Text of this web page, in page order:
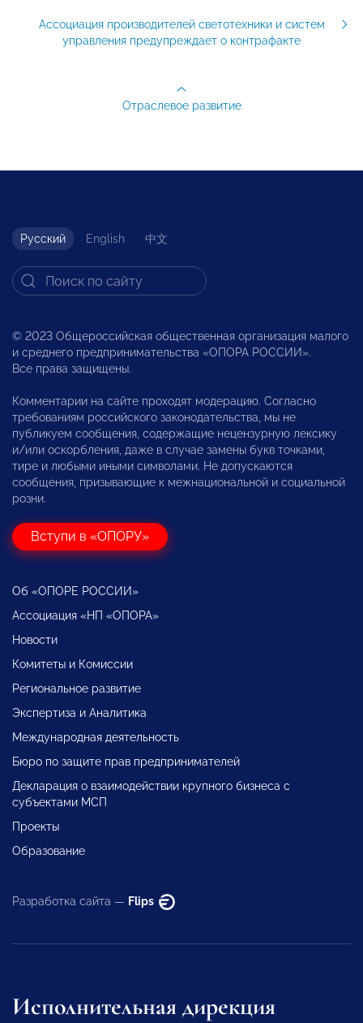
Ассоциация производителей светотехники и систем
управления предупреждает о контрафакте
Отраслевое развитие
Русский English 中文
© 2023 Общероссийская общественная организация малого
и среднего предпринимательства «ОПОРА РОССИИ».
Все права защищены.
Комментарии на сайте проходят модерацию. Согласно
требованиям российского законодательства, мы не
публикуем сообщения, содержащие нецензурную лексику
и/или оскорбления, даже в случае замены букв точками,
тире и любыми иными символами. Не допускаются
сообщения, призывающие к межнациональной и социальной
розни.
Вступи в «ОПОРУ»
Об «ОПОРЕ РОССИИ»
Ассоциация «НП «ОПОРА»
Новости
Комитеты и Комиссии
Региональное развитие
Экспертиза и Аналитика
Международная деятельность
Бюро по защите прав предпринимателей
Декларация о взаимодействии крупного бизнеса с
субъектами МСП
Проекты
Образование
Разработка сайта — Flips
Исполнительная дирекция